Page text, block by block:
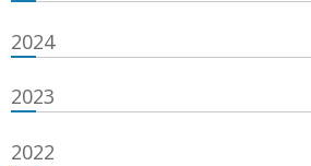
2024
2023
2022